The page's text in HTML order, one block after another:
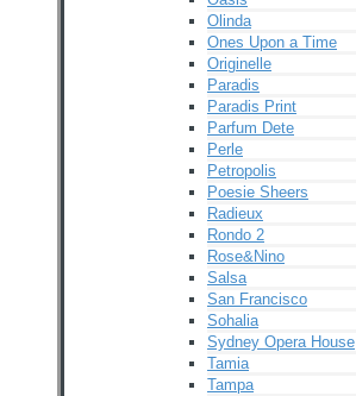
Olinda
Ones Upon a Time
Originelle
Paradis
Paradis Print
Parfum Dete
Perle
Petropolis
Poesie Sheers
Radieux
Rondo 2
Rose&Nino
Salsa
San Francisco
Sohalia
Sydney Opera House
Tamia
Tampa